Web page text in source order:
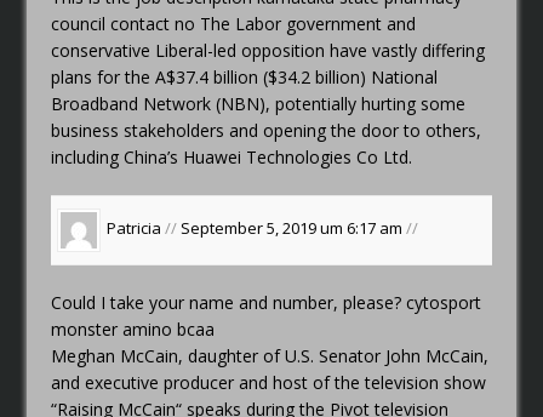
council contact no The Labor government and
conservative Liberal-led opposition have vastly differing
plans for the A$37.4 billion ($34.2 billion) National
Broadband Network (NBN), potentially hurting some
business stakeholders and opening the door to others,
including China’s Huawei Technologies Co Ltd.
Patricia // September 5, 2019 um 6:17 am//
Could I take your name and number, please?cytosport
monster amino bcaa
Meghan McCain, daughter of U.S. Senator John McCain,
and executive producer and host of the television show
“Raising McCain“ speaks during the Pivot television